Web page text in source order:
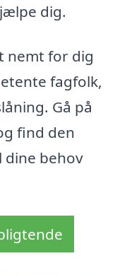
dig.
nemt for dig
fagfolk,
Gå på
find den
dine behov